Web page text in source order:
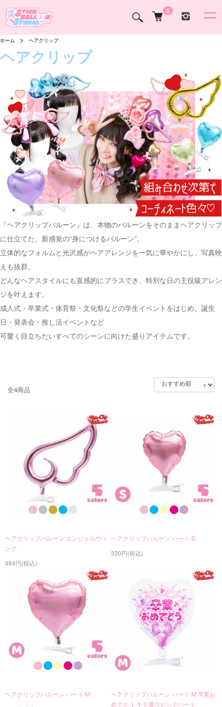
0
ホーム ヘアクリップ
ヘアクリップ
『ヘアクリップバルーン』は、本物のバルーンをそのままヘアクリップ
に仕立てた、新感覚の“身につけるバルーン”。
立体的なフォルムと光沢感がヘアアレンジを一気に華やかにし、写真映
えも抜群。
どんなヘアスタイルにも直感的にプラスでき、特別な日の主役級アレン
ジを叶えます。
成人式・卒業式・体育祭・文化祭などの学生イベントをはじめ、誕生
日・発表会・推し活イベントなど
可愛く目立ちたいすべてのシーンに向けた盛りアイテムです。
全4商品
ヘアクリップバルーン エンジェルウィ
ング
484円(税込)
ヘアクリップバルーン ハート S
330円(税込)
ヘアクリップバルーン ハート M
ヘアクリップバルーン ハート M 卒業お
めでとう キラ盛りピンクハート